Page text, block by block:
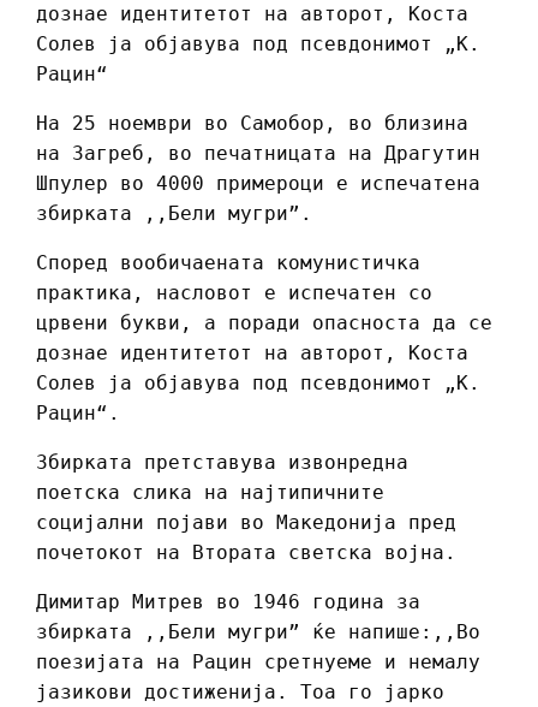
дознае идентитетот на авторот, Коста
Солев ја објавува под псевдонимот „К.
Рацин“
На 25 ноември во Самобор, во близина
на Загреб, во печатницата на Драгутин
Шпулер во 4000 примероци е испечатена
збирката ,,Бели мугри”.
Според вообичаената комунистичка
практика, насловот е испечатен со
црвени букви, а поради опасноста да се
дознае идентитетот на авторот, Коста
Солев ја објавува под псевдонимот „К.
Рацин“.
Збирката претставува извонредна
поетска слика на најтипичните
социјални појави во Македонија пред
почетокот на Втората светска војна.
Димитар Митрев во 1946 година за
збирката ,,Бели мугри” ќе напише:,,Во
поезијата на Рацин сретнуеме и немалу
јазикови достиженија. Тоа го јарко